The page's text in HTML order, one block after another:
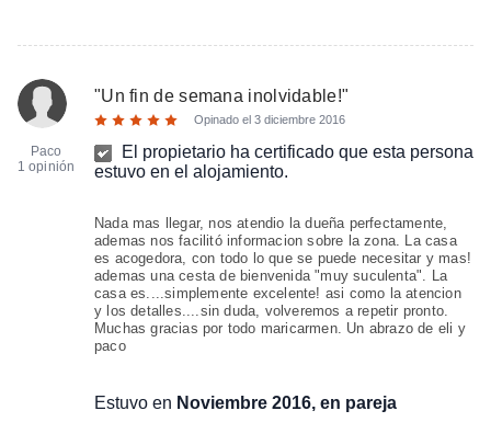
Paco
1 opinión
"Un fin de semana inolvidable!"
Opinado el 3 diciembre 2016
El propietario ha certificado que esta persona
estuvo en el alojamiento.
Nada mas llegar, nos atendio la dueña perfectamente,
ademas nos facilitó informacion sobre la zona. La casa
es acogedora, con todo lo que se puede necesitar y mas!
ademas una cesta de bienvenida "muy suculenta". La
casa es....simplemente excelente! asi como la atencion
y los detalles....sin duda, volveremos a repetir pronto.
Muchas gracias por todo maricarmen. Un abrazo de eli y
paco
Estuvo en Noviembre 2016, en pareja